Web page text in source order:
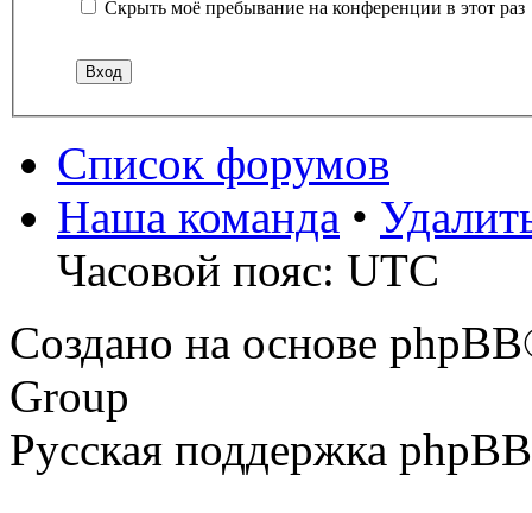
Скрыть моё пребывание на конференции в этот раз
Список форумов
Наша команда •
Часовой пояс: UTC
Создано на основе
Group
Русская поддержка phpBB